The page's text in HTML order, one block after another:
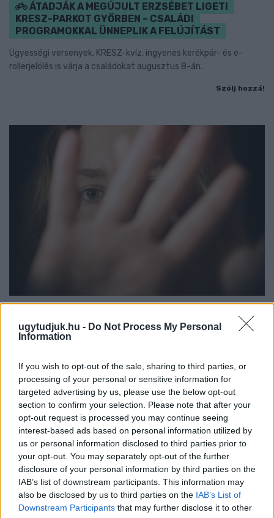
ugytudjuk.hu - Do Not Process My Personal
Information
If you wish to opt-out of the sale, sharing to third parties, or
processing of your personal or sensitive information for
targeted advertising by us, please use the below opt-out
section to confirm your selection. Please note that after your
opt-out request is processed you may continue seeing
interest-based ads based on personal information utilized by
us or personal information disclosed to third parties prior to
your opt-out. You may separately opt-out of the further
disclosure of your personal information by third parties on the
IAB’s list of downstream participants. This information may
also be disclosed by us to third parties on the IAB’s List of
Downstream Participants that may further disclose it to other
ÁTADJÁK A MEGÚJULT ERZSÉBET LIGETI
KRESZ-PARKOT GYŐRBEN – CSALÁDI
PROGRAMOKKAL ÜNNEPLIK A FELÚJÍTÁST
Ügyességi versenyek, KRESZ-kvíz, ingyenes kerékpár- és e-
rollerjelölés is várja a családokat augusztus 8-án.
Szólj hozzá!
VÁDAT AZ ÜGYÉSZSÉG
Szólj hozzá!